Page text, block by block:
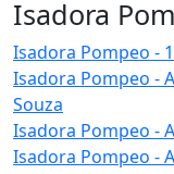
Isadora
Isadora Pompeo -
Isadora Pompeo -
Souza
Isadora Pompeo -
Isadora Pompeo -